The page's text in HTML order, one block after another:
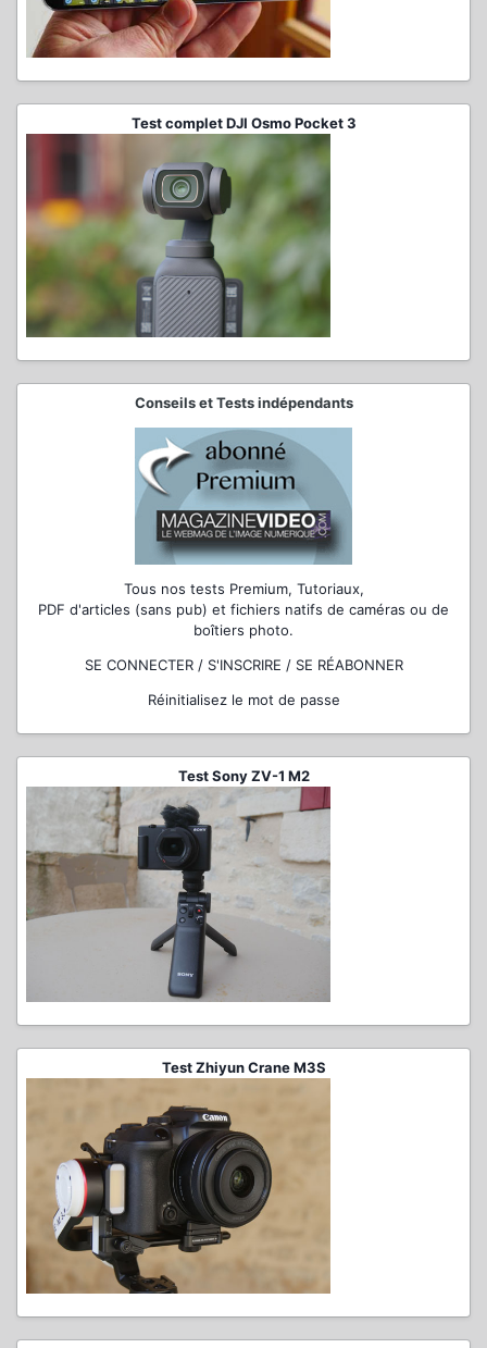
Test complet DJI Osmo Pocket 3
Conseils et Tests indépendants
Tous nos tests Premium, Tutoriaux,
PDF d'articles (sans pub) et fichiers natifs de caméras ou de
boîtiers photo.
SE CONNECTER / S'INSCRIRE / SE RÉABONNER
Réinitialisez le mot de passe
Test Sony ZV-1 M2
Test Zhiyun Crane M3S